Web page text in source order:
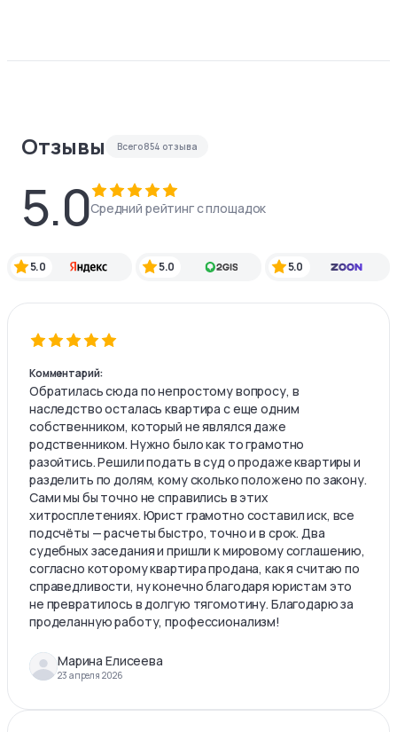
Отзывы Всего854 отзыва
5.0Средний рейтинг с площадок
5.0 5.0 5.0
Комментарий:
Обратилась сюда по непростому вопросу, в
наследство осталась квартира с еще одним
собственником, который не являлся даже
родственником. Нужно было как то грамотно
разойтись. Решили подать в суд о продаже квартиры и
разделить по долям, кому сколько положено по закону.
Сами мы бы точно не справились в этих
хитросплетениях. Юрист грамотно составил иск, все
подсчёты — расчеты быстро, точно и в срок. Два
судебных заседания и пришли к мировому соглашению,
согласно которому квартира продана, как я считаю по
справедливости, ну конечно благодаря юристам это
не превратилось в долгую тягомотину. Благодарю за
проделанную работу, профессионализм!
Марина Елисеева
23 апреля 2026